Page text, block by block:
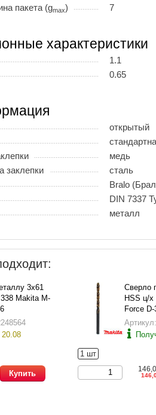
пакета (gmax) 7
характеристики
1.1
0.65
открытый
медь
заклепки
сталь
Bralo
DIN 7337
металл
3х61
Makita M-
20.08
Купить
Сверло
HSS ц/х
Force D-
1 шт